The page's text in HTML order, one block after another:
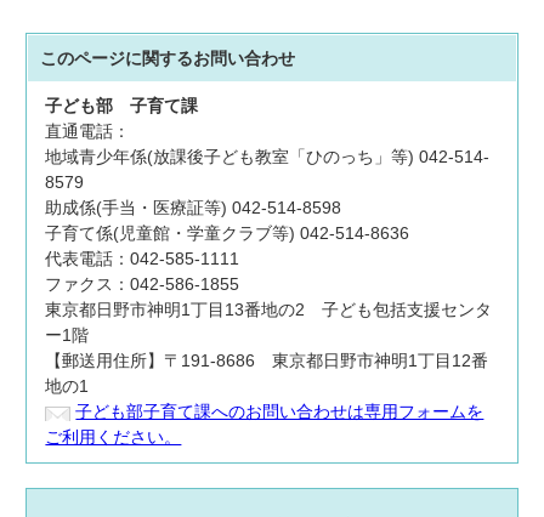
このページに関するお問い合わせ
子ども部子育て課
直通電話：
地域青少年係(放課後子ども教室「ひのっち」等) 042-514-
8579
助成係(手当・医療証等) 042-514-8598
子育て係(児童館・学童クラブ等) 042-514-8636
代表電話：042-585-1111
ファクス：042-586-1855
東京都日野市神明1丁目13番地の2 子ども包括支援センタ
ー1階
【郵送用住所】〒191-8686 東京都日野市神明1丁目12番
地の1
子ども部子育て課へのお問い合わせは専用フォームを
ご利用ください。